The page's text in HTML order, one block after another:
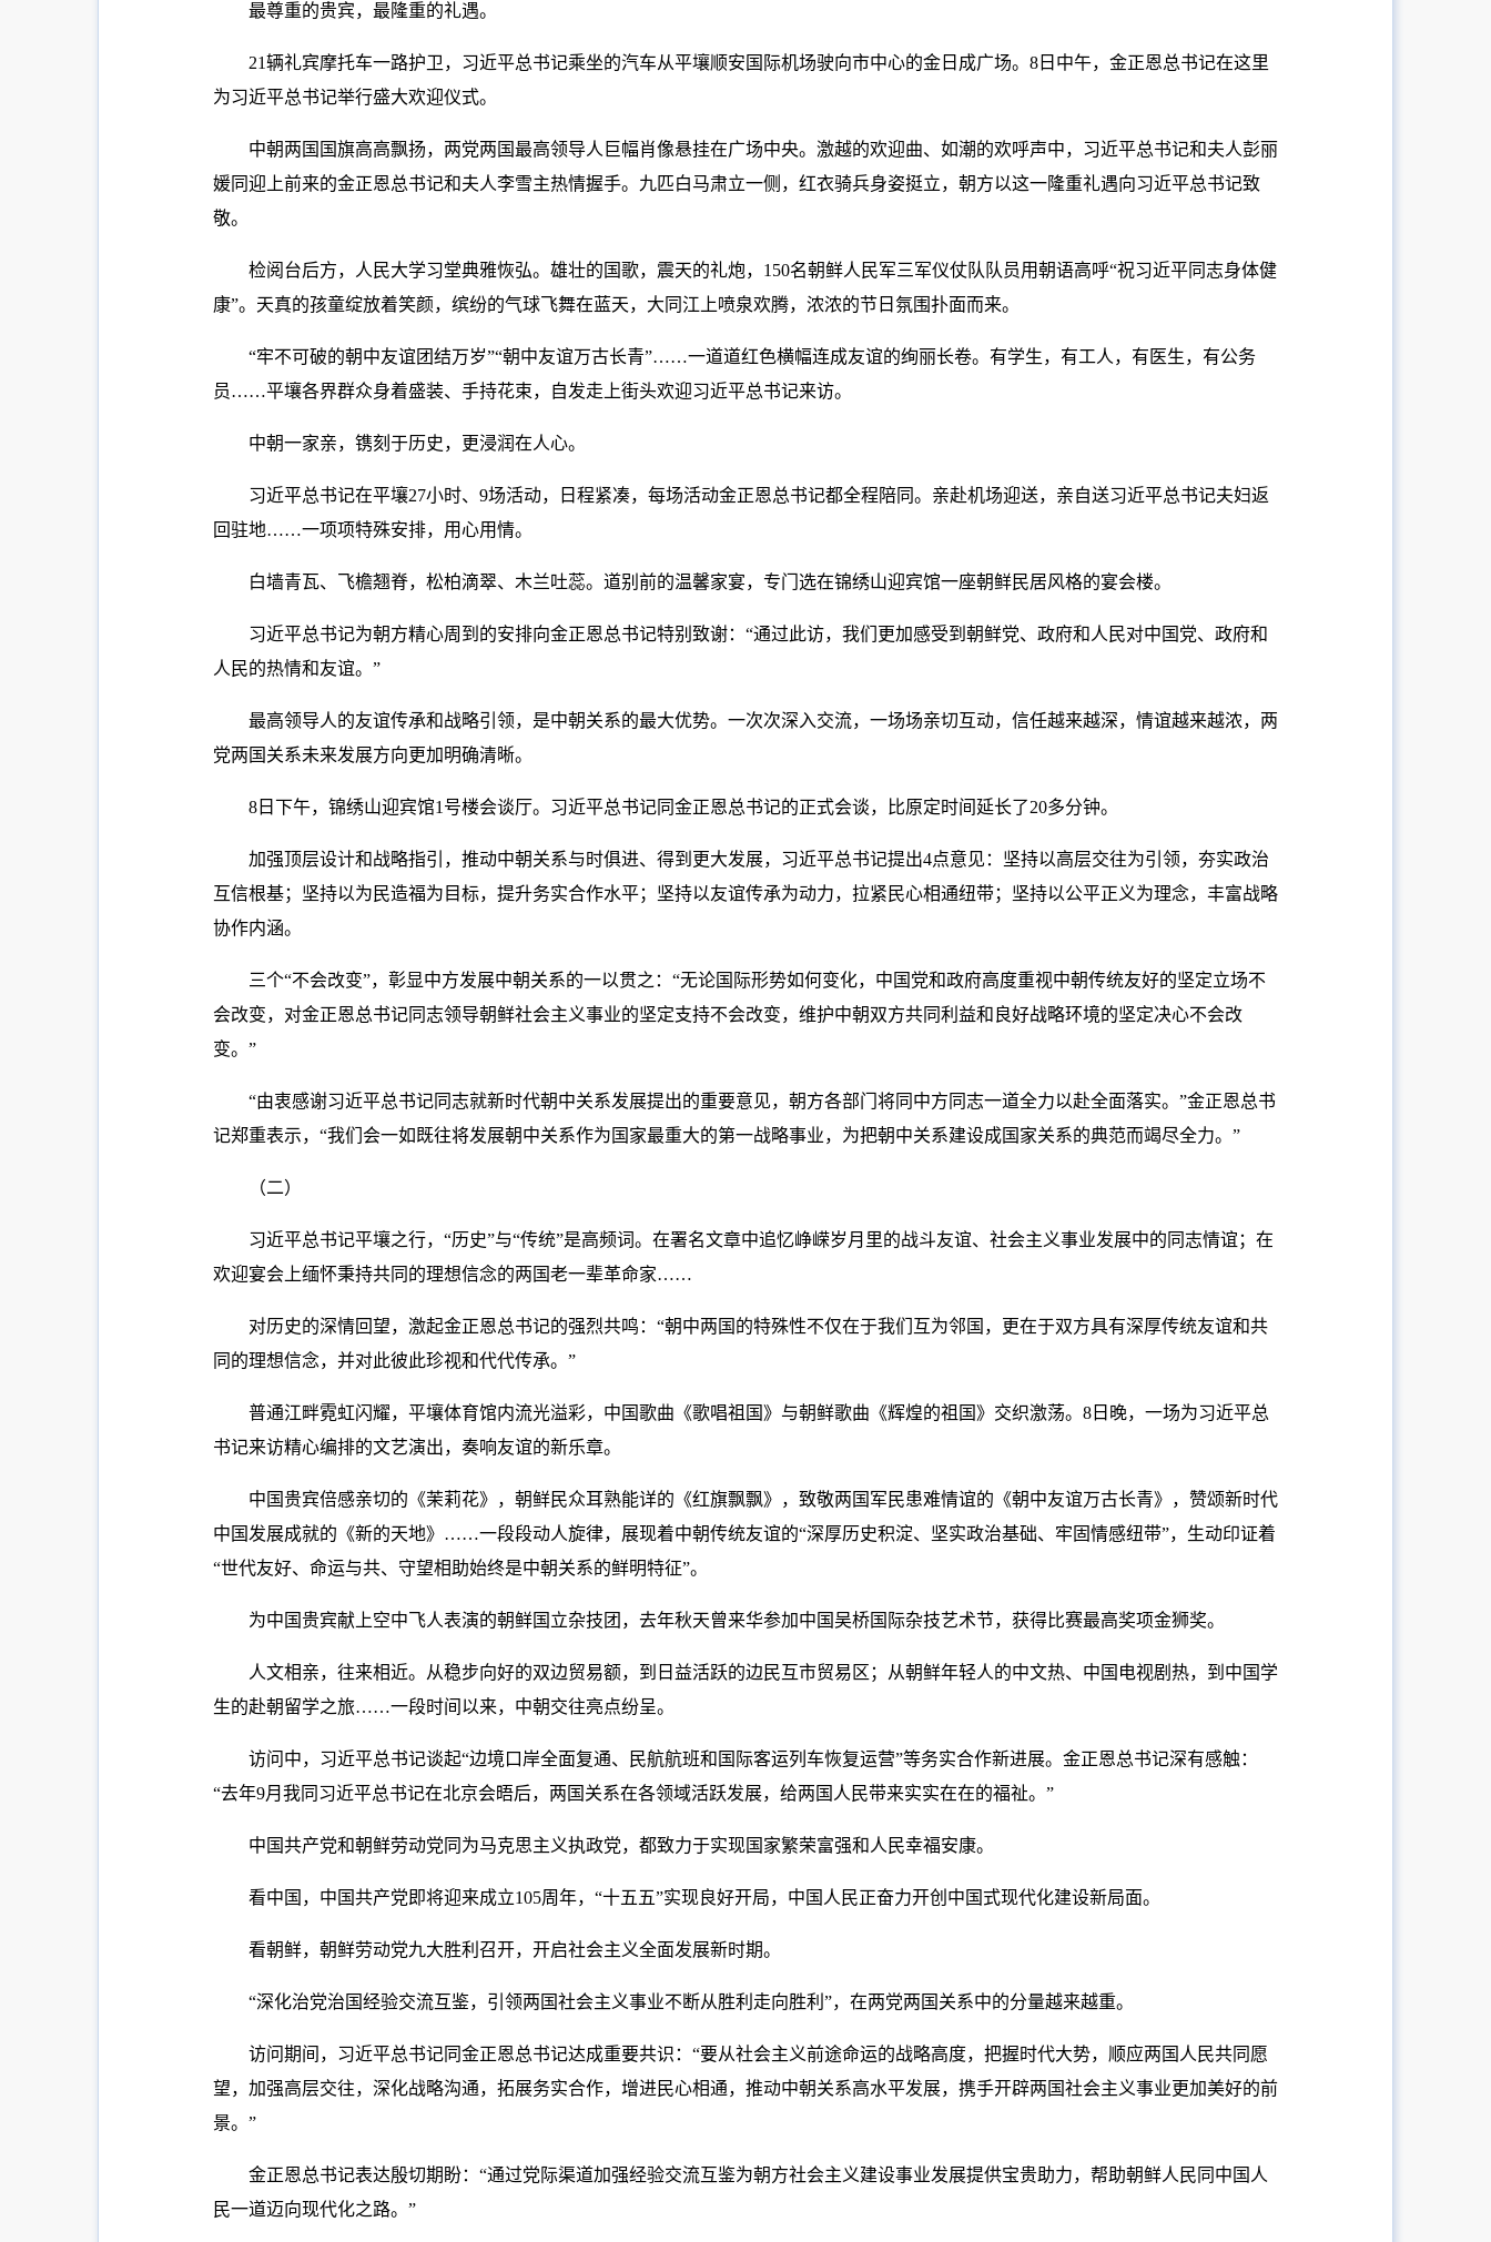
最尊重的贵宾，最隆重的礼遇。
21辆礼宾摩托车一路护卫，习近平总书记乘坐的汽车从平壤顺安国际机场驶向市中心的金日成广场。8日中午，金正恩总书记在这里
为习近平总书记举行盛大欢迎仪式。
中朝两国国旗高高飘扬，两党两国最高领导人巨幅肖像悬挂在广场中央。激越的欢迎曲、如潮的欢呼声中，习近平总书记和夫人彭丽
媛同迎上前来的金正恩总书记和夫人李雪主热情握手。九匹白马肃立一侧，红衣骑兵身姿挺立，朝方以这一隆重礼遇向习近平总书记致
敬。
检阅台后方，人民大学习堂典雅恢弘。雄壮的国歌，震天的礼炮，150名朝鲜人民军三军仪仗队队员用朝语高呼“祝习近平同志身体健
康”。天真的孩童绽放着笑颜，缤纷的气球飞舞在蓝天，大同江上喷泉欢腾，浓浓的节日氛围扑面而来。
“牢不可破的朝中友谊团结万岁”“朝中友谊万古长青”……一道道红色横幅连成友谊的绚丽长卷。有学生，有工人，有医生，有公务
员……平壤各界群众身着盛装、手持花束，自发走上街头欢迎习近平总书记来访。
中朝一家亲，镌刻于历史，更浸润在人心。
习近平总书记在平壤27小时、9场活动，日程紧凑，每场活动金正恩总书记都全程陪同。亲赴机场迎送，亲自送习近平总书记夫妇返
回驻地……一项项特殊安排，用心用情。
白墙青瓦、飞檐翘脊，松柏滴翠、木兰吐蕊。道别前的温馨家宴，专门选在锦绣山迎宾馆一座朝鲜民居风格的宴会楼。
习近平总书记为朝方精心周到的安排向金正恩总书记特别致谢：“通过此访，我们更加感受到朝鲜党、政府和人民对中国党、政府和
人民的热情和友谊。”
最高领导人的友谊传承和战略引领，是中朝关系的最大优势。一次次深入交流，一场场亲切互动，信任越来越深，情谊越来越浓，两
党两国关系未来发展方向更加明确清晰。
8日下午，锦绣山迎宾馆1号楼会谈厅。习近平总书记同金正恩总书记的正式会谈，比原定时间延长了20多分钟。
加强顶层设计和战略指引，推动中朝关系与时俱进、得到更大发展，习近平总书记提出4点意见：坚持以高层交往为引领，夯实政治
互信根基；坚持以为民造福为目标，提升务实合作水平；坚持以友谊传承为动力，拉紧民心相通纽带；坚持以公平正义为理念，丰富战略
协作内涵。
三个“不会改变”，彰显中方发展中朝关系的一以贯之：“无论国际形势如何变化，中国党和政府高度重视中朝传统友好的坚定立场不
会改变，对金正恩总书记同志领导朝鲜社会主义事业的坚定支持不会改变，维护中朝双方共同利益和良好战略环境的坚定决心不会改
变。”
“由衷感谢习近平总书记同志就新时代朝中关系发展提出的重要意见，朝方各部门将同中方同志一道全力以赴全面落实。”金正恩总书
记郑重表示，“我们会一如既往将发展朝中关系作为国家最重大的第一战略事业，为把朝中关系建设成国家关系的典范而竭尽全力。”
（二）
习近平总书记平壤之行，“历史”与“传统”是高频词。在署名文章中追忆峥嵘岁月里的战斗友谊、社会主义事业发展中的同志情谊；在
欢迎宴会上缅怀秉持共同的理想信念的两国老一辈革命家……
对历史的深情回望，激起金正恩总书记的强烈共鸣：“朝中两国的特殊性不仅在于我们互为邻国，更在于双方具有深厚传统友谊和共
同的理想信念，并对此彼此珍视和代代传承。”
普通江畔霓虹闪耀，平壤体育馆内流光溢彩，中国歌曲《歌唱祖国》与朝鲜歌曲《辉煌的祖国》交织激荡。8日晚，一场为习近平总
书记来访精心编排的文艺演出，奏响友谊的新乐章。
中国贵宾倍感亲切的《茉莉花》，朝鲜民众耳熟能详的《红旗飘飘》，致敬两国军民患难情谊的《朝中友谊万古长青》，赞颂新时代
中国发展成就的《新的天地》……一段段动人旋律，展现着中朝传统友谊的“深厚历史积淀、坚实政治基础、牢固情感纽带”，生动印证着
“世代友好、命运与共、守望相助始终是中朝关系的鲜明特征”。
为中国贵宾献上空中飞人表演的朝鲜国立杂技团，去年秋天曾来华参加中国吴桥国际杂技艺术节，获得比赛最高奖项金狮奖。
人文相亲，往来相近。从稳步向好的双边贸易额，到日益活跃的边民互市贸易区；从朝鲜年轻人的中文热、中国电视剧热，到中国学
生的赴朝留学之旅……一段时间以来，中朝交往亮点纷呈。
访问中，习近平总书记谈起“边境口岸全面复通、民航航班和国际客运列车恢复运营”等务实合作新进展。金正恩总书记深有感触：
“去年9月我同习近平总书记在北京会晤后，两国关系在各领域活跃发展，给两国人民带来实实在在的福祉。”
中国共产党和朝鲜劳动党同为马克思主义执政党，都致力于实现国家繁荣富强和人民幸福安康。
看中国，中国共产党即将迎来成立105周年，“十五五”实现良好开局，中国人民正奋力开创中国式现代化建设新局面。
看朝鲜，朝鲜劳动党九大胜利召开，开启社会主义全面发展新时期。
“深化治党治国经验交流互鉴，引领两国社会主义事业不断从胜利走向胜利”，在两党两国关系中的分量越来越重。
访问期间，习近平总书记同金正恩总书记达成重要共识：“要从社会主义前途命运的战略高度，把握时代大势，顺应两国人民共同愿
望，加强高层交往，深化战略沟通，拓展务实合作，增进民心相通，推动中朝关系高水平发展，携手开辟两国社会主义事业更加美好的前
景。”
金正恩总书记表达殷切期盼：“通过党际渠道加强经验交流互鉴为朝方社会主义建设事业发展提供宝贵助力，帮助朝鲜人民同中国人
民一道迈向现代化之路。”